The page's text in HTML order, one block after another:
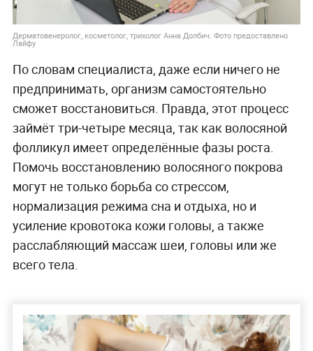
Дерматовенеролог, косметолог, трихолог Анна Долбич. Фото предоставлено
Лайфу
По словам специалиста, даже если ничего не
предпринимать, организм самостоятельно
сможет восстановиться. Правда, этот процесс
займёт три-четыре месяца, так как волосяной
фолликул имеет определённые фазы роста.
Помочь восстановлению волосяного покрова
могут не только борьба со стрессом,
нормализация режима сна и отдыха, но и
усиление кровотока кожи головы, а также
расслабляющий массаж шеи, головы или же
всего тела.